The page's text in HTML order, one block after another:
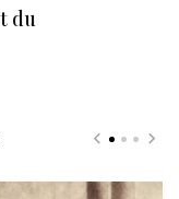
du